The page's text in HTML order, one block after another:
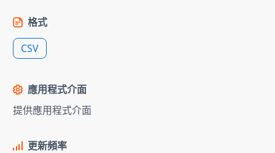
格式
CSV
應用程式介面
提供應用程式介面
更新頻率